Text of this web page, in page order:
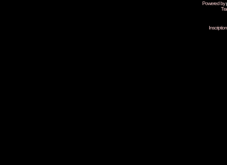
Powered by